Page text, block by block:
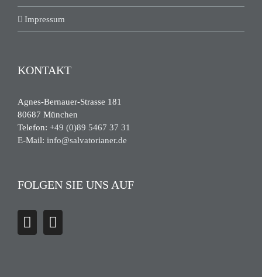
Impressum
KONTAKT
Agnes-Bernauer-Strasse 181
80687 München
Telefon: +49 (0)89 5467 37 31
E-Mail: info@salvatorianer.de
FOLGEN SIE UNS AUF